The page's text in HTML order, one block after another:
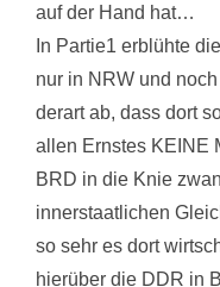
auf der Hand hat…
In Partie1 erblühte
nur in NRW und
derart ab, dass dort
allen Ernstes KEINE
BRD in die Knie
innerstaatlichen
so sehr es dort
hierüber die DDR in